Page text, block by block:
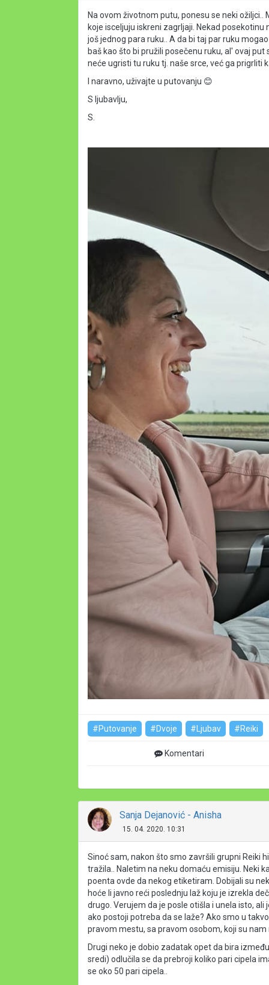
Na ovom životnom putu, ponesu se neki
koje isceljuju iskreni zagrljaji. Nekad
još jednog para ruku.. A da bi taj par ruku
baš kao što bi pružili posečenu ruku, al' ovaj
neće ugristi tu ruku tj. naše srce, već ga prigrliti
I naravno, uživajte u putovanju 😊
S ljubavlju,
S.
#Putovanje #Dvoje #Ljubav #Reiki
Komentari
Sanja Dejanović - Anisha
15. 04. 2020. 10:31
Sinoć sam, nakon što smo završili grupni Reiki
tražila.. Naletim na neku domaću emisiju. Neki
poenta ovde da nekog etiketiram. Dobijali su
hoće li javno reći poslednju laž koju je izrekla
drugo. Verujem da je posle otišla i unela isto, ali
ako postoji potreba da se laže? Ako smo u
pravom mestu, sa pravom osobom, koji su
Drugi neko je dobio zadatak opet da bira
sredi) odlučila se da prebroji koliko pari cipela
se oko 50 pari cipela..